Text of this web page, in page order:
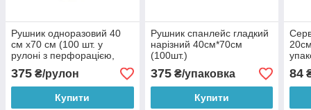
Рушник одноразовий 40
см х70 см (100 шт. у
рулоні з перфорацією,
структура сітка)
375 ₴/рулон
Купити
Рушник спанлейс гладкий
нарізний 40см*70см
(100шт.)
375₴/упаковка
Купити
84